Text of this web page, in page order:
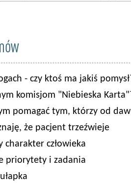
- czy ktoś ma jakiś
komisjom "Niebieska
pomagać tym, którzy od
że pacjent trzeźwieje
charakter człowieka
priorytety i zadania